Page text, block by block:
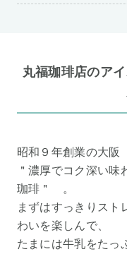
丸福珈琲店のア
昭和９年創業の大阪
＂濃厚でコク深い味
珈琲＂ 。
まずはすっきりスト
わいを楽しんで、
たまには牛乳をたっ